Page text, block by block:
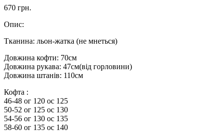
670 грн.
Опис:
Тканина: льон-жатка (не мнеться)
Довжина кофти: 70см
Довжина рукава: 47см(від горловини)
Довжина штанів: 110см
Кофта :
46-48 ог 120 ос 125
50-52 ог 125 ос 130
54-56 ог 130 ос 135
58-60 ог 135 ос 140